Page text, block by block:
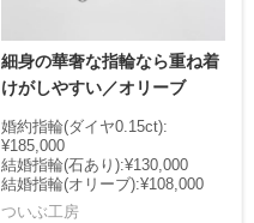
細身の華奢な指輪なら重ね着
けがしやすい／オリーブ
婚約指輪(ダイヤ0.15ct):
¥185,000
結婚指輪(石あり):¥130,000
結婚指輪(オリーブ):¥108,000
ついぶ工房